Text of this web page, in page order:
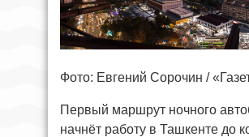
Фото: Евгений Сорочин /
Первый маршрут ночного
начнёт работу в Ташкенте до